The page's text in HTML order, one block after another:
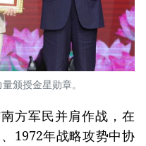
颁授金星勋章。
方军民并肩作战，在
1972年战略攻势中协